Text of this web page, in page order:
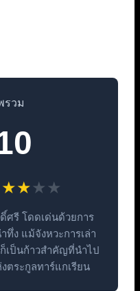
รวม
★★★★
ศรี โดดเด่นด้วยการ
ง แม้จังหวะการเล่า
เป็นก้าวสำคัญที่นำไป
ตระกูลทาร์แกเรียน